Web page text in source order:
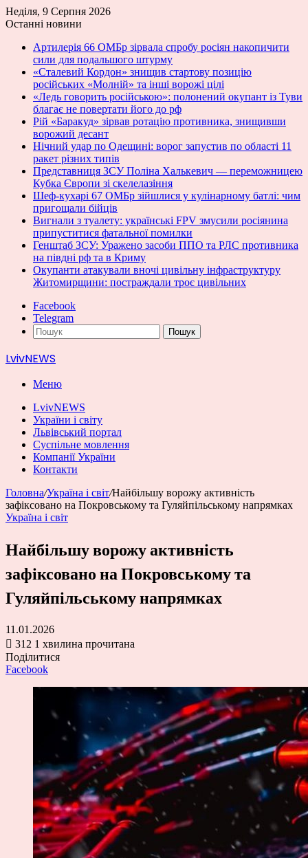
Неділя, 9 Серпня 2026
Останні новини
Артилерія 66 ОМБр зірвала спробу росіян накопичити
сили для подальшого штурму
«Сталевий Кордон» знищив стартову позицію
російських «Молній» та інші ворожі цілі
«Ледь говорить російською»: полонений окупант із Туви
благає не повертати його до рф
Рій «Баракуд» зірвав ротацію противника, знищивши
ворожий десант
Нічний удар по Одещині: ворог запустив по області 11
ракет різних типів
Представниця ЗСУ Поліна Халькевич — переможницею
Кубка Європи зі скелелазіння
Шеф-кухарі 67 ОМБр зійшлися у кулінарному батлі: чим
пригощали бійців
Вигнали з туалету: українські FPV змусили росіянина
припуститися фатальної помилки
Генштаб ЗСУ: Уражено засоби ППО та РЛС противника
на півдні рф та в Криму
Окупанти атакували вночі цивільну інфраструктуру
Житомирщини: постраждали троє цивільних
Facebook
Telegram
Пошук
LvivNEWS
Меню
LvivNEWS
України і світу
Львівський портал
Суспільне мовлення
Компанії України
Контакти
Головна/Україна і світ/Найбільшу ворожу активність
зафіксовано на Покровському та Гуляйпільському напрямках
Україна і світ
Найбільшу ворожу активність
зафіксовано на Покровському та
Гуляйпільському напрямках
11.01.2026
312 1 хвилина прочитана
Поділитися
Facebook